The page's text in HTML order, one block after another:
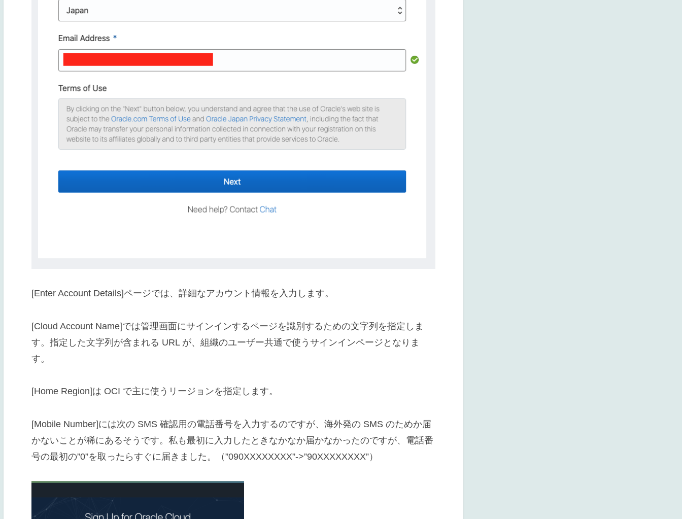
[Enter Account Details]ページでは、詳細なアカウント情報を入力します。
[Cloud Account Name]では管理画面にサインインするページを識別するための文字列を指定しま
す。指定した文字列が含まれる URL が、組織のユーザー共通で使うサインインページとなりま
す。
[Home Region]は OCI で主に使うリージョンを指定します。
[Mobile Number]には次の SMS 確認用の電話番号を入力するのですが、海外発の SMS のためか届
かないことが稀にあるそうです。私も最初に入力したときなかなか届かなかったのですが、電話番
号の最初の”0”を取ったらすぐに届きました。（”090XXXXXXXX”->”90XXXXXXXX”）